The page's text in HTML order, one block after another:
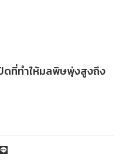
ดที่ทำให้มลพิษพุ่งสูงถึง